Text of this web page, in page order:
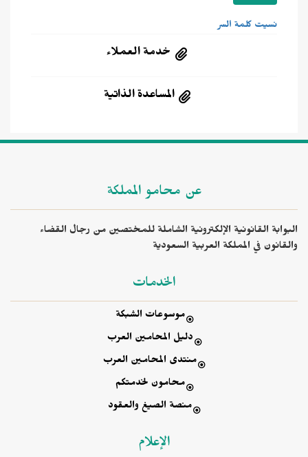
نسيت كلمة السر
خدمة العملاء
المساعدة الذاتية
عن محامو المملكة
البوابة القانونية الإلكترونية الشاملة للمختصين من رجال القضاء
والقانون في المملكة العربية السعودية
الخدمات
موسوعات الشبكة
دليل المحامين العرب
منتدى المحامين العرب
محامون لخدمتكم
منصة الصيغ والعقود
الإعلام